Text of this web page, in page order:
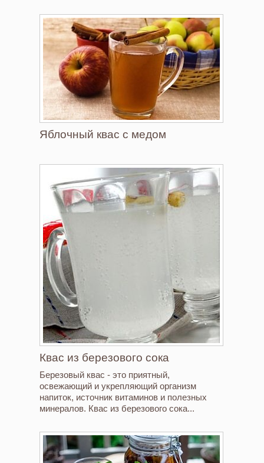
Яблочный квас с медом
Квас из березового сока
Березовый квас - это приятный,
освежающий и укрепляющий организм
напиток, источник витаминов и полезных
минералов. Квас из березового сока...